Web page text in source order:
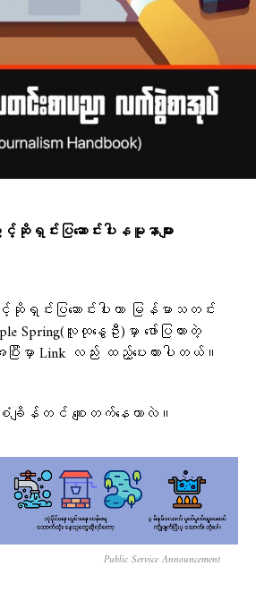
းပြဆောင်းပါးနမူနာများ
ဆိုရှင်းပြဆောင်းပါးဟာ မြန်မာသတင်း
လူထုနွေဦး)မှာ ဖော်ပြထားတဲ့
းအပြီးမှာ Link လည်း ထည့်ပေးထားပါတယ်။
င့် စံချိန်တင် စျေးတက်နေတာလဲ။
Public Service Announcement